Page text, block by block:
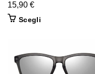
15,90 €
Scegli